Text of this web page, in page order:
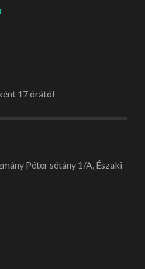
17 órától
Péter sétány 1/A, Északi